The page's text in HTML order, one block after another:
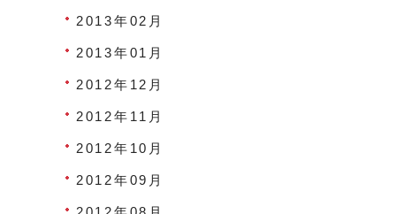
2013年02月
2013年01月
2012年12月
2012年11月
2012年10月
2012年09月